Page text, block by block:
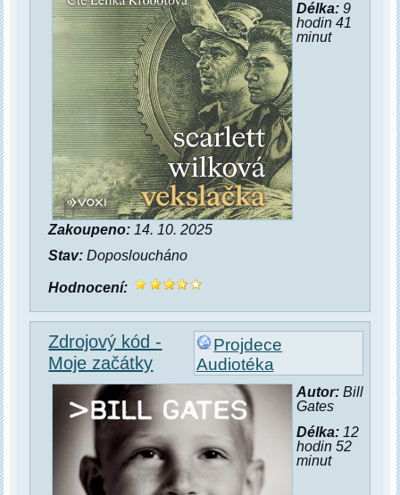
Délka:9
hodin 41
minut
Zakoupeno: 14. 10. 2025
Stav: Doposloucháno
Hodnocení:
Projdece
Audiotéka
Zdrojový kód -
Moje začátky
Autor:Bill
Gates
Délka:12
hodin 52
minut